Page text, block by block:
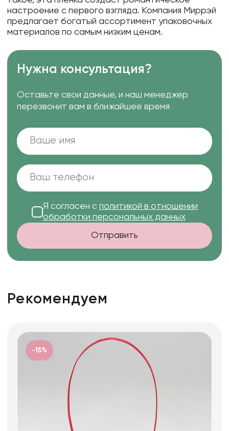
настроение с первого взгляда. Компания Миррэй
предлагает богатый ассортимент упаковочных
материалов по самым низким ценам.
Нужна консультация?
Оставьте свои данные, и наш менеджер
перезвонит вам в ближайшее время
Я согласен с политикой в отношении
обработки персональных данных
Отправить
Рекомендуем
-15%